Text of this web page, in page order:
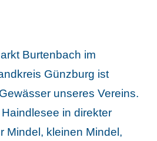
Burtenbach im
Günzburg ist
unseres Vereins.
in direkter
Mindel, kleinen Mindel,